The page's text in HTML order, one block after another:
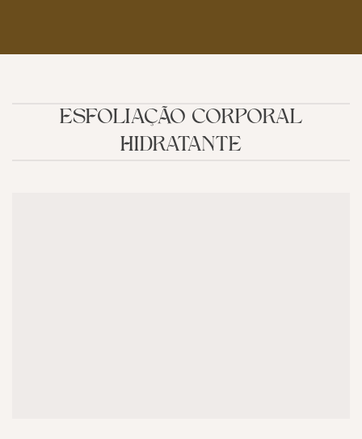
ESFOLIAÇÃO CORPORAL
HIDRATANTE